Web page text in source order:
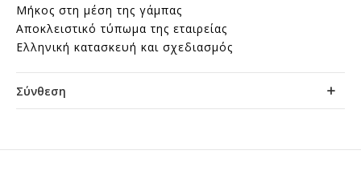
Μήκος στη μέση της γάμπας
Αποκλειστικό τύπωμα της εταιρείας
Ελληνική κατασκευή και σχεδιασμός
Σύνθεση